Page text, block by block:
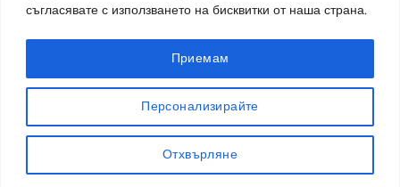
съгласявате с използването на бисквитки от наша страна.
Персонализирайте
Отхвърляне
Приемам
Благодарим за разбирането и се